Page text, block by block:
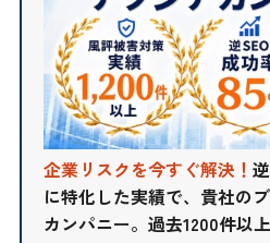
企業リスクを今すぐ解決！
に特化した実績で、貴社の
カンパニー。過去1200件以